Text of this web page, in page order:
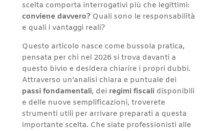
scelta comporta interrogativi più che legittimi:
conviene davvero?Quali sono le responsabilità
e quali i vantaggi reali?
Questo articolo nasce come bussola pratica,
pensata per chi nel 2026 si trova davanti a
questo bivio e desidera chiarire i propri dubbi.
Attraverso un’analisi chiara e puntuale dei
passi fondamentali, dei regimi fiscalidisponibili
e delle nuove semplificazioni, troverete
strumenti utili per arrivare preparati a questa
importante scelta. Che siate professionisti alle